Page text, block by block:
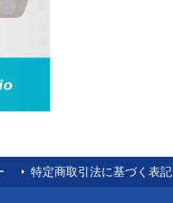
特定商取引法に基づく表記